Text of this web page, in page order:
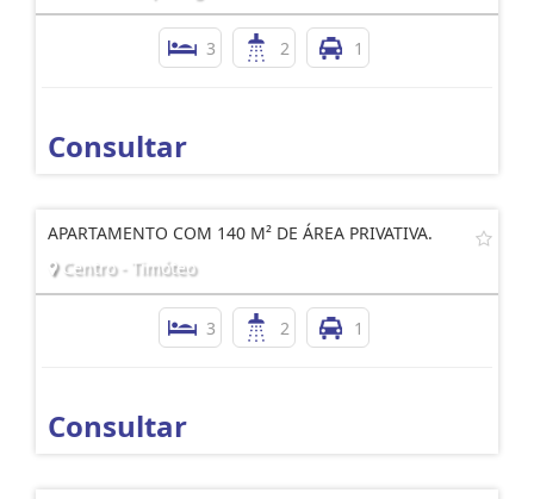
3 2 1
Consultar
APARTAMENTO COM 140 M² DE ÁREA PRIVATIVA.
Centro - Timóteo
3 2 1
Consultar